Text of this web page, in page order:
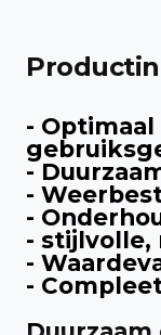
-
-
-
-
- stijlvolle,
-
-